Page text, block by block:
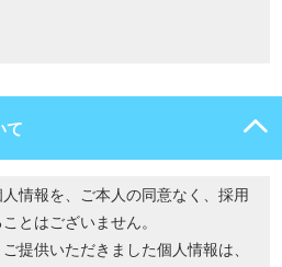
て
情報を、ご本人の同意なく、採用
とはございません。
提供いただきました個人情報は、